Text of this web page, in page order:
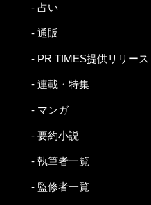
- 占い
- 通販
- PR TIMES提供リリース
- 連載・特集
- マンガ
- 要約小説
- 執筆者一覧
- 監修者一覧